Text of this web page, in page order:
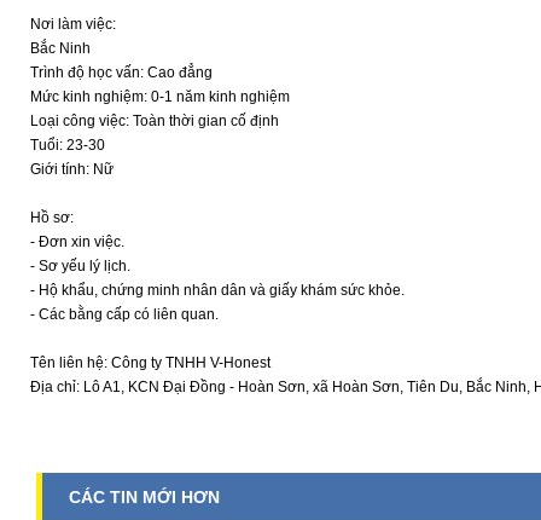
Nơi làm việc:
Bắc Ninh
Trình độ học vấn: Cao đẳng
Mức kinh nghiệm: 0-1 năm kinh nghiệm
Loại công việc: Toàn thời gian cố định
Tuổi: 23-30
Giới tính: Nữ
Hồ sơ:
- Đơn xin việc.
- Sơ yếu lý lịch.
- Hộ khẩu, chứng minh nhân dân và giấy khám sức khỏe.
- Các bằng cấp có liên quan.
Tên liên hệ: Công ty TNHH V-Honest
Địa chỉ: Lô A1, KCN Đại Đồng - Hoàn Sơn, xã Hoàn Sơn, Tiên Du, Bắc Ninh,
CÁC TIN MỚI HƠN